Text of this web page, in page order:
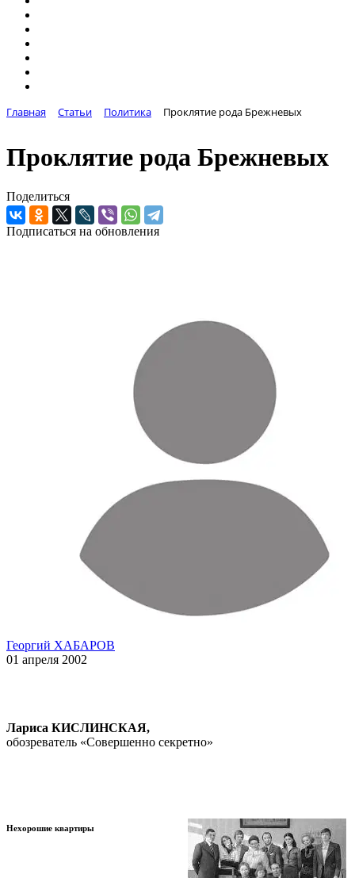
Главная Статьи Политика Проклятие рода Брежневых
Проклятие рода Брежневых
Поделиться
Подписаться на обновления
Георгий ХАБАРОВ
01 апреля 2002
Лариса КИСЛИНСКАЯ,
обозреватель «Совершенно секретно»
Нехорошие квартиры